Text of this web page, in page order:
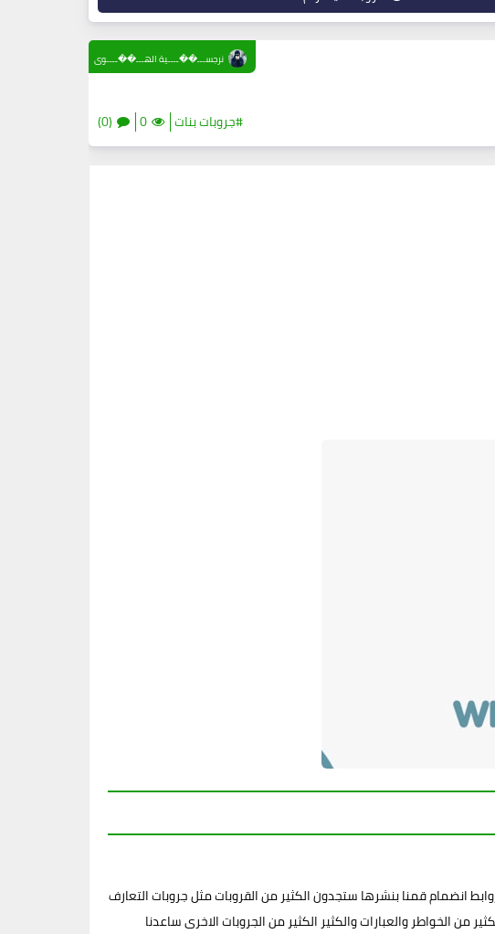
#جروبات بنات 0
(0)
نرجســـ��ــــية الهـــ��ــــوى
انضمام قمنا بنشرها ستجدون الكثير من القروبات مثل جروبات التعارف
من الخواطر والعبارات والكثير الكثير من الجروبات الاخرى ساعدنا